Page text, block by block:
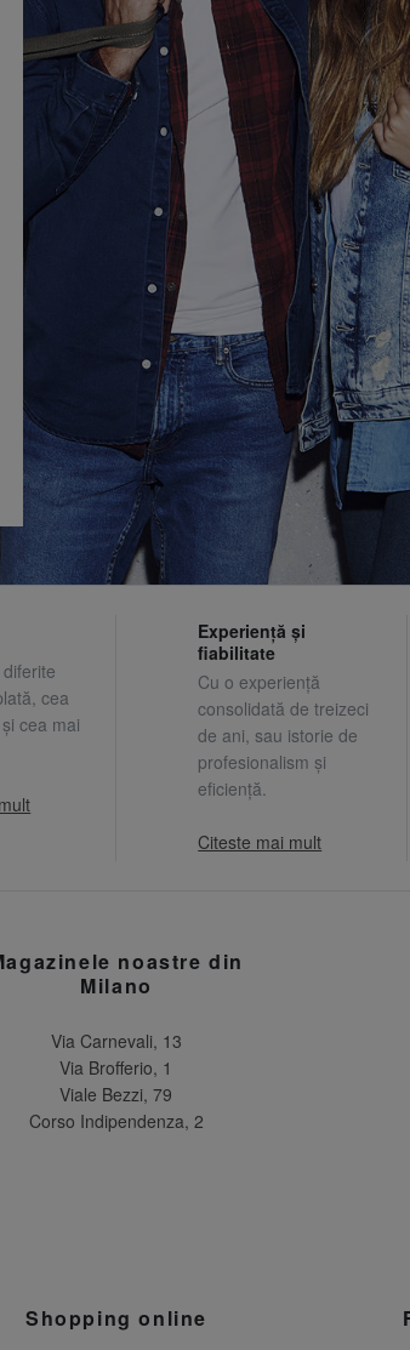
cea
cea mai
Experiență și
fiabilitate
Cu o experiență
consolidată de treizeci
de ani, sau istorie de
profesionalism și
eficiență.
Citeste mai mult
noastre din
Milano
Via Carnevali, 13
Via Brofferio, 1
Viale Bezzi, 79
Corso Indipendenza, 2
Shopping online